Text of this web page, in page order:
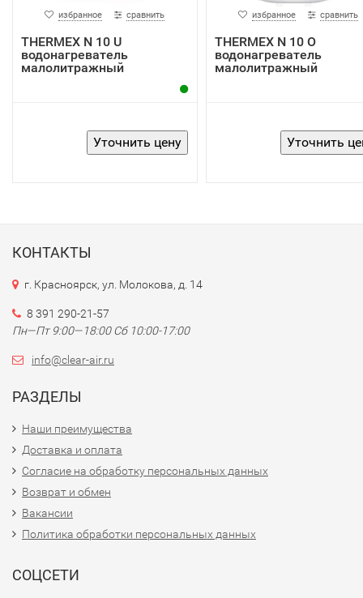
избранное сравнить
THERMEX N 10 U
водонагреватель
малолитражный
избранное сравнить
THERMEX N 10 O
водонагреватель
малолитражный
КОНТАКТЫ
г. Красноярск, ул. Молокова, д. 14
8 391 290-21-57
Пн—Пт 9:00—18:00 Сб 10:00-17:00
info@clear-air.ru
РАЗДЕЛЫ
Наши преимущества
Доставка и оплата
Согласие на обработку персональных данных
Возврат и обмен
Вакансии
Политика обработки персональных данных
СОЦСЕТИ